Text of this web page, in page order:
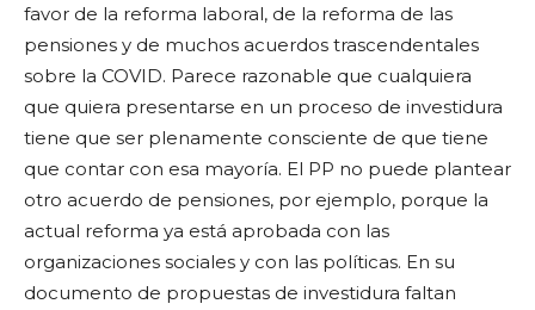
favor de la reforma laboral, de la reforma de las
pensiones y de muchos acuerdos trascendentales
sobre la COVID. Parece razonable que cualquiera
que quiera presentarse en un proceso de investidura
tiene que ser plenamente consciente de que tiene
que contar con esa mayoría. El PP no puede plantear
otro acuerdo de pensiones, por ejemplo, porque la
actual reforma ya está aprobada con las
organizaciones sociales y con las políticas. En su
documento de propuestas de investidura faltan